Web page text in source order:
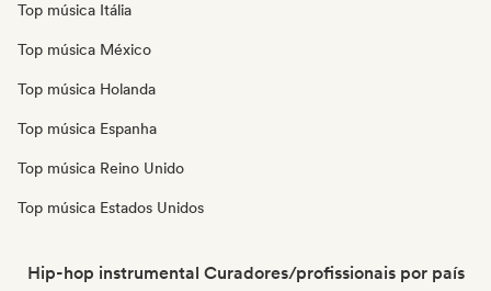
Top música Itália
Top música México
Top música Holanda
Top música Espanha
Top música Reino Unido
Top música Estados Unidos
Hip-hop instrumental Curadores/profissionais por país